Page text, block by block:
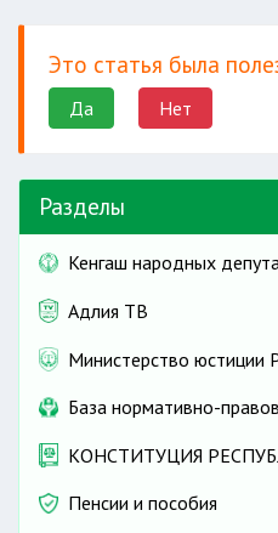
Это статья была
Да Нет
Разделы
Кенгаш народных
Адлия ТВ
Министерство юстиции
База нормативно-
КОНСТИТУЦИЯ
Пенсии и пособия